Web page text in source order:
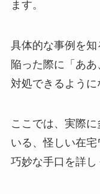
ます。
具体的な事例を
陥った際に「あ
対処できるように
ここでは、実際
いる、怪しい在
巧妙な手口を詳し